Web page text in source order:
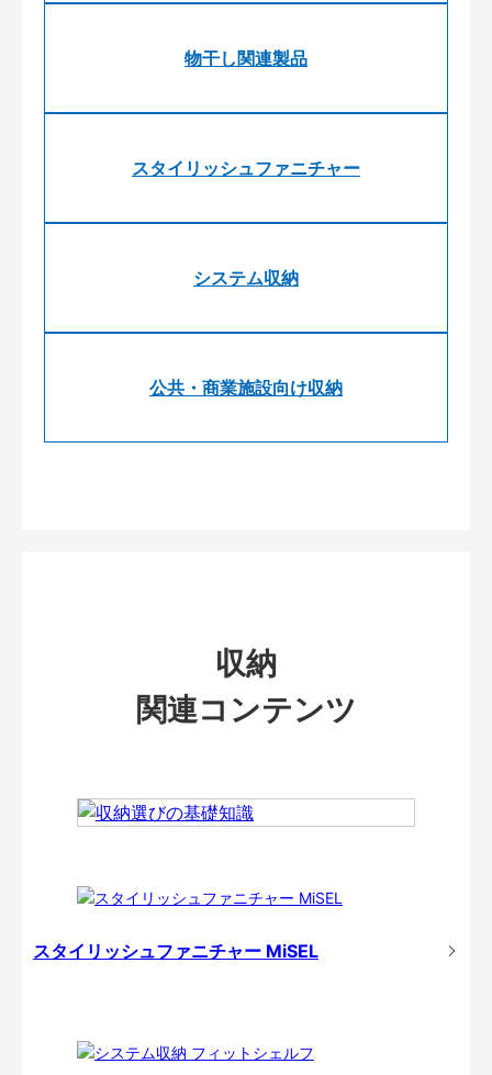
物干し関連製品
スタイリッシュファニチャー
システム収納
公共・商業施設向け収納
収納
関連コンテンツ
スタイリッシュファニチャー MiSEL